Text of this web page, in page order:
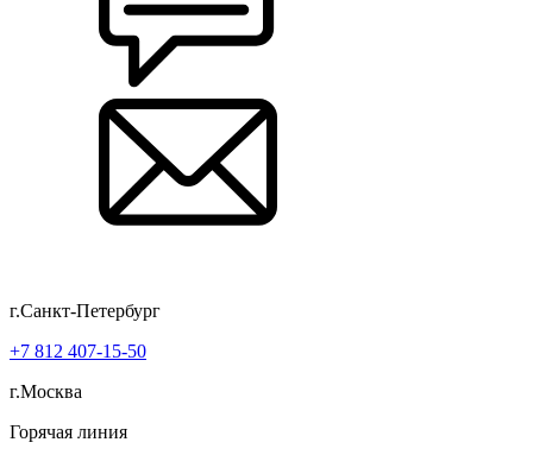
г.Санкт-Петербург
+7 812 407-15-50
г.Москва
Горячая линия